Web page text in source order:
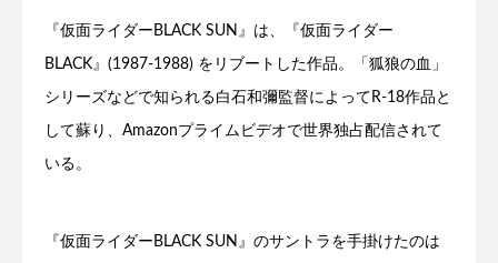
『仮面ライダーBLACK SUN』は、『仮面ライダー
BLACK』(1987-1988) をリブートした作品。「狐狼の血」
シリーズなどで知られる白石和彌監督によってR-18作品と
して蘇り、Amazonプライムビデオで世界独占配信されて
いる。
『仮面ライダーBLACK SUN』のサントラを手掛けたのは